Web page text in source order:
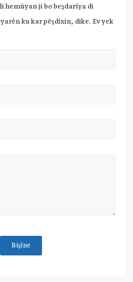
hemûyan ji bo beşdarîya di
ku kar pêşdixin, dike. Ev yek
Bişîne